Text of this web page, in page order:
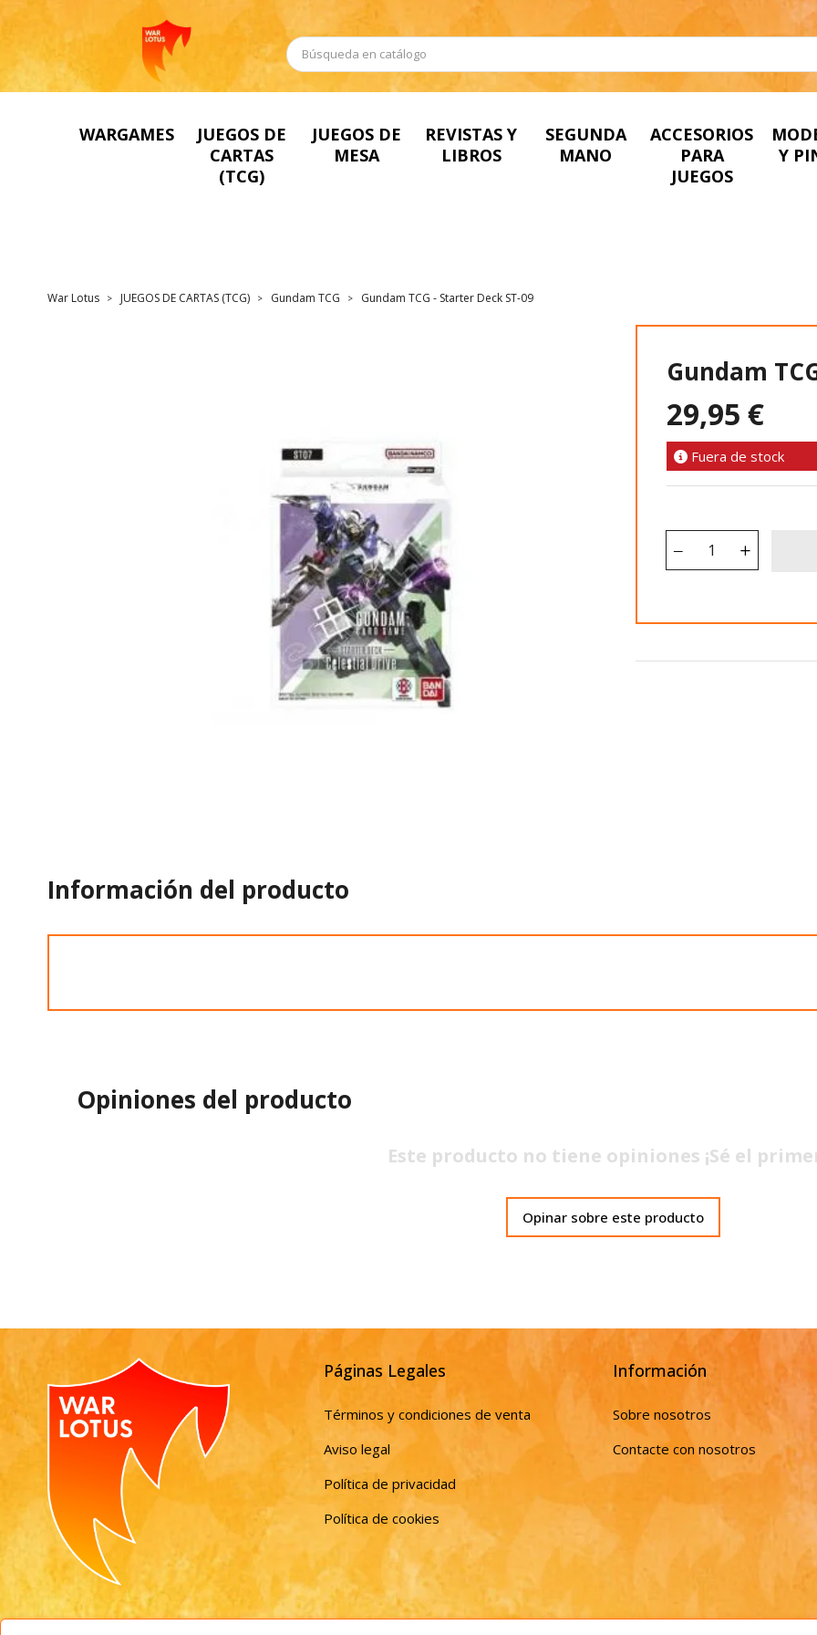
WARGAMES
JUEGOS DE
CARTAS
(TCG)
JUEGOS DE
MESA
REVISTAS Y
LIBROS
SEGUNDA
MANO
ACCESORIOS
PARA
JUEGOS
Y
War Lotus JUEGOS DE CARTAS (TCG) Gundam TCG Gundam TCG - Starter Deck ST-09
Gundam
29,95 €
Fuera de stock
Información del producto
Opiniones del producto
Este producto no tiene opiniones ¡Sé el
Opinar sobre este producto
Páginas Legales
Términos y condiciones de venta
Aviso legal
Política de privacidad
Política de cookies
Información
Sobre nosotros
Contacte con nosotros